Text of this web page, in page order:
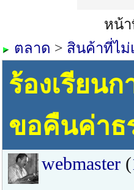
หน้
ตลาด > สินค้าที่ไม่
ร้องเรียน
ขอคืนค่าธ
webmaster (